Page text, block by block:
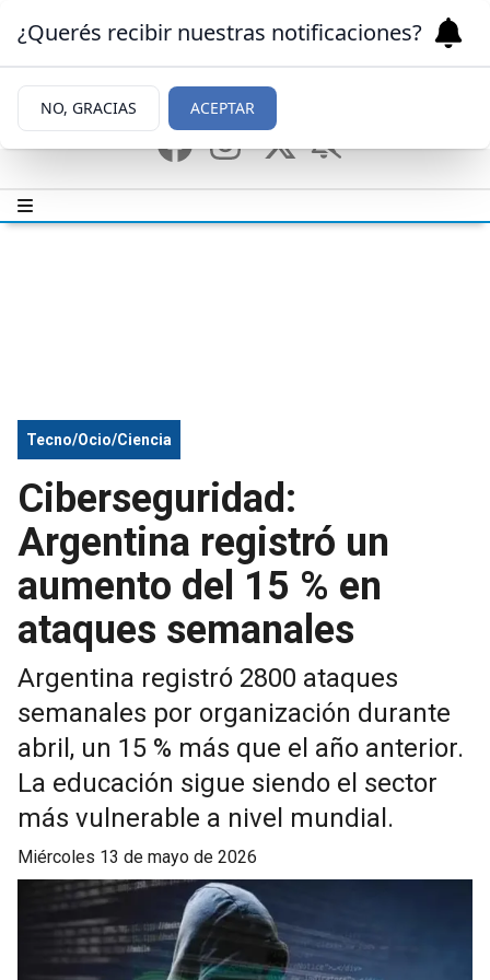
Tecno/Ocio/Ciencia
Ciberseguridad:
Argentina registró un
aumento del 15 % en
ataques semanales
Argentina registró 2800 ataques
semanales por organización durante
abril, un 15 % más que el año anterior.
La educación sigue siendo el sector
más vulnerable a nivel mundial.
miércoles 13 de mayo de 2026
¿Querés recibir nuestras notificaciones?
NO, GRACIAS ACEPTAR